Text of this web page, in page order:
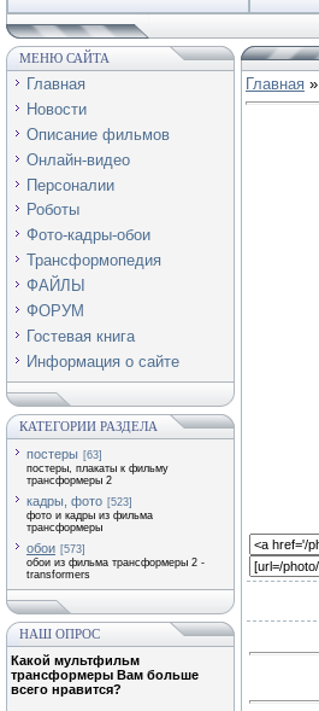
МЕНЮ САЙТА
Главная
Новости
Описание фильмов
Онлайн-видео
Персоналии
Роботы
Фото-кадры-обои
Трансформопедия
ФАЙЛЫ
ФОРУМ
Гостевая книга
Информация о сайте
КАТЕГОРИИ РАЗДЕЛА
постеры [63]
постеры, плакаты к фильму
трансформеры 2
кадры, фото [523]
фото и кадры из фильма
трансформеры
обои [573]
обои из фильма трансформеры 2 -
transformers
НАШ ОПРОС
Какой мультфильм
трансформеры Вам больше
всего нравится?
Главная »